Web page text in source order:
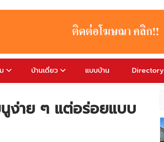
บ้านเดี่ยว แบบบ้าน Directory
นูง่าย ๆ แต่อร่อยแบบ